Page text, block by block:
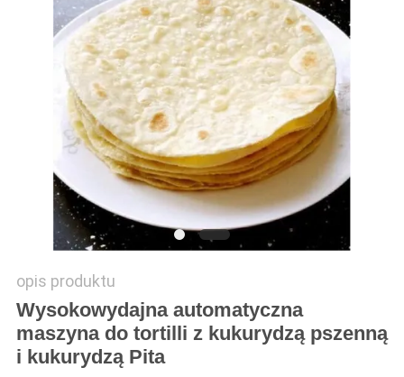
PRIVACY
POLICY
opis produktu
Wysokowydajna automatyczna
maszyna do tortilli z kukurydzą pszenną
i kukurydzą Pita